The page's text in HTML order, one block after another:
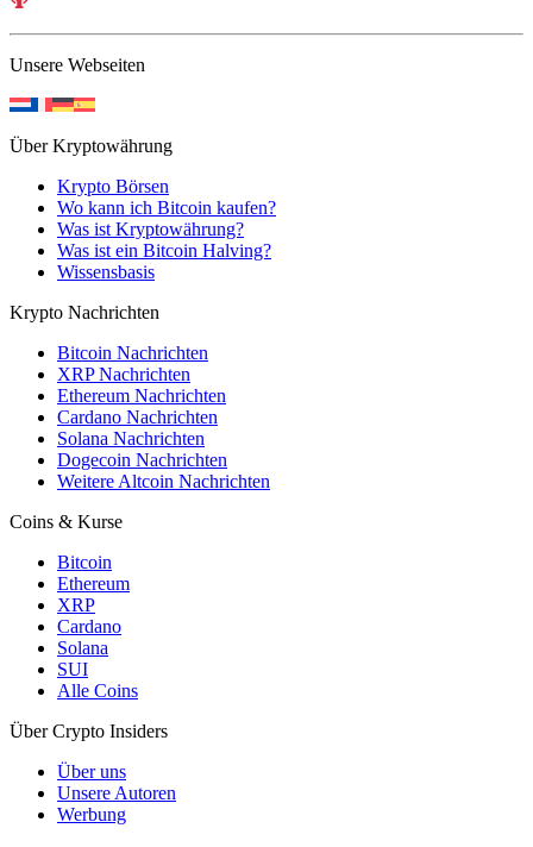
Unsere Webseiten
Über Kryptowährung
Krypto Börsen
Wo kann ich Bitcoin kaufen?
Was ist Kryptowährung?
Was ist ein Bitcoin Halving?
Wissensbasis
Krypto Nachrichten
Bitcoin Nachrichten
XRP Nachrichten
Ethereum Nachrichten
Cardano Nachrichten
Solana Nachrichten
Dogecoin Nachrichten
Weitere Altcoin Nachrichten
Coins & Kurse
Bitcoin
Ethereum
XRP
Cardano
Solana
SUI
Alle Coins
Über Crypto Insiders
Über uns
Unsere Autoren
Werbung